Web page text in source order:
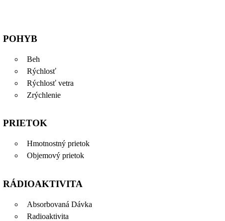
POHYB
Beh
Rýchlosť
Rýchlosť vetra
Zrýchlenie
PRIETOK
Hmotnostný prietok
Objemový prietok
RÁDIOAKTIVITA
Absorbovaná Dávka
Radioaktivita